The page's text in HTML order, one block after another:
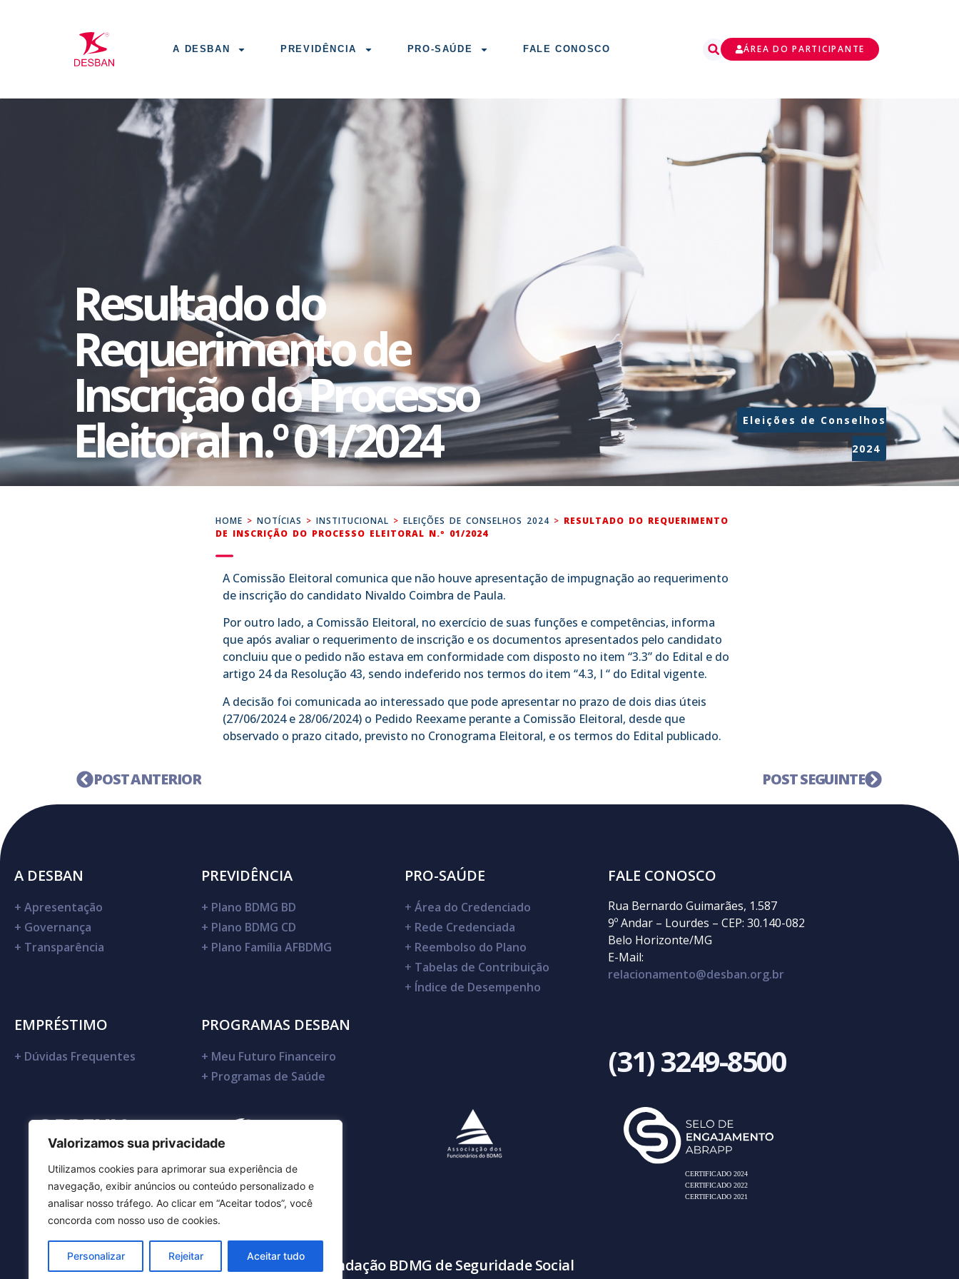
Valorizamos sua privacidade
Utilizamos cookies para aprimorar sua experiência de
navegação, exibir anúncios ou conteúdo personalizado e
analisar nosso tráfego. Ao clicar em “Aceitar todos”, você
concorda com nosso uso de cookies.
Personalizar Rejeitar Aceitar tudo
A DESBAN PREVIDÊNCIA PRO-SAÚDE FALE CONOSCO ÁREA DO PARTICIPANTE
Resultado do
Requerimento de
Inscrição do Processo
Eleitoral n.º 01/2024 Eleições de Conselhos
2024
HOME >NOTÍCIAS >INSTITUCIONAL >ELEIÇÕES DE CONSELHOS 2024 > RESULTADO DO REQUERIMENTO
DE INSCRIÇÃO DO PROCESSO ELEITORAL N.º 01/2024
A Comissão Eleitoral comunica que não houve apresentação de impugnação ao requerimento
de inscrição do candidato Nivaldo Coimbra de Paula.
Por outro lado, a Comissão Eleitoral, no exercício de suas funções e competências, informa
que após avaliar o requerimento de inscrição e os documentos apresentados pelo candidato
concluiu que o pedido não estava em conformidade com disposto no item “3.3” do Edital e do
artigo 24 da Resolução 43, sendo indeferido nos termos do item “4.3, I “ do Edital vigente.
A decisão foi comunicada ao interessado que pode apresentar no prazo de dois dias úteis
(27/06/2024 e 28/06/2024) o Pedido Reexame perante a Comissão Eleitoral, desde que
observado o prazo citado, previsto no Cronograma Eleitoral, e os termos do Edital publicado.
POST ANTERIOR POST SEGUINTE
A DESBAN
+ Apresentação
+ Governança
+ Transparência
EMPRÉSTIMO
+ Dúvidas Frequentes
PREVIDÊNCIA
+ Plano BDMG BD
+ Plano BDMG CD
+ Plano Família AFBDMG
PROGRAMAS DESBAN
+ Meu Futuro Financeiro
+ Programas de Saúde
PRO-SAÚDE
+Área do Credenciado
+ Rede Credenciada
+ Reembolso do Plano
+ Tabelas de Contribuição
+ Índice de Desempenho
FALE CONOSCO
Rua Bernardo Guimarães, 1.587
9º Andar – Lourdes – CEP: 30.140-082
Belo Horizonte/MG
E-Mail:
relacionamento@desban.org.br
(31) 3249-8500
DESBAN - Fundação BDMG de Seguridade Social